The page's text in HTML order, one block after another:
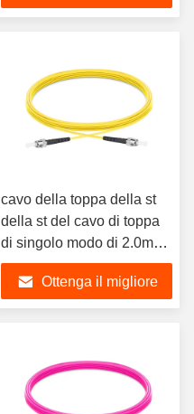
cavo della toppa della st
della st del cavo di toppa
di singolo modo di 2.0mm
0.3dB
Ottenga il migliore